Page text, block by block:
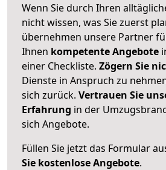
Wenn Sie durch Ihren
nicht wissen, was Sie zuerst
übernehmen unsere Partner
Ihnen kompetente Angebote
einer Checkliste. Zögern Sie
Dienste in Anspruch zu
sich zurück. Vertrauen Sie
Erfahrung in der
sich Angebote.
Füllen Sie jetzt das Formular
Sie kostenlose Angebote.